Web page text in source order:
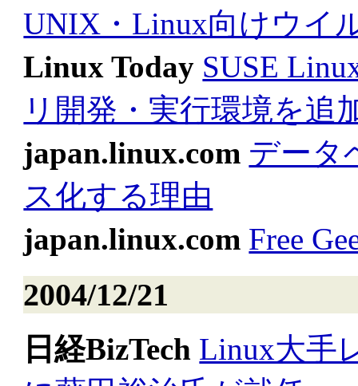
UNIX・Linux向けウイ
Linux Today SUSE
リ開発・実行環境を追
japan.linux.com データ
ス化する理由
japan.linux.com Free
2004/12/21
日経BizTech Linux大手